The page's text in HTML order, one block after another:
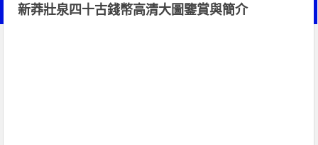
新莽壯泉四十古錢幣高清大圖鑒賞與簡介